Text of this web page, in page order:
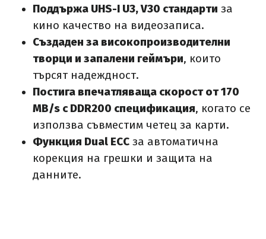
Поддържа UHS-I U3, V30 стандарти за
кино качество на видеозаписа.
Създаден за високопроизводителни
творци и запалени геймъри, които
търсят надеждност.
Постига впечатляваща скорост от 170
MB/s с DDR200 спецификация, когато се
използва съвместим четец за карти.
Функция Dual ECC за автоматична
корекция на грешки и защита на
данните.